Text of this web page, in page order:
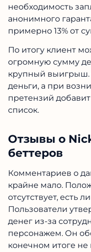
необходимость
анонимного
примерно 13% от
По итогу клиент
огромную сумму
крупный выигрыш.
деньги, а при
претензий
список.
Отзывы о
беттеров
Комментариев о
крайне мало.
отсутствует, есть
Пользователи
денег из-за
персонажем. Он
конечном итоге